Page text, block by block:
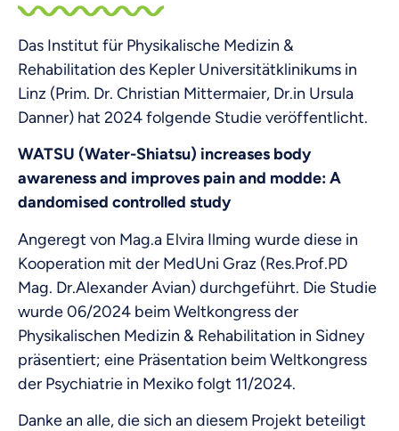
Das Institut für Physikalische Medizin &
Rehabilitation des Kepler Universitätklinikums in
Linz (Prim. Dr. Christian Mittermaier, Dr.in Ursula
Danner) hat 2024 folgende Studie veröffentlicht.
WATSU (Water-Shiatsu) increases body
awareness and improves pain and modde: A
dandomised controlled study
Angeregt von Mag.a Elvira Ilming wurde diese in
Kooperation mit der MedUni Graz (Res.Prof.PD
Mag. Dr.Alexander Avian) durchgeführt. Die Studie
wurde 06/2024 beim Weltkongress der
Physikalischen Medizin & Rehabilitation in Sidney
präsentiert; eine Präsentation beim Weltkongress
der Psychiatrie in Mexiko folgt 11/2024.
Danke an alle, die sich an diesem Projekt beteiligt